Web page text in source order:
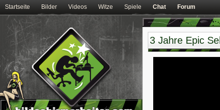
Startseite Bilder Videos Witze Spiele Chat Forum
3 Jahre Epic